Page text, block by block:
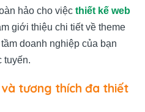
hảo cho việc thiết kế web
giới thiệu chi tiết về theme
doanh nghiệp của bạn
tuyến.
tương thích đa thiết